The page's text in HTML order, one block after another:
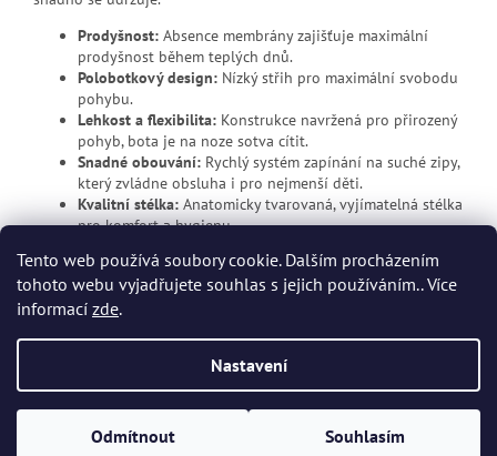
Tento web používá soubory cookie. Dalším procházením
tohoto webu vyjadřujete souhlas s jejich používáním.. Více
informací zde.
Nastavení
Odmítnout Souhlasím
Prodyšnost: Absence membrány zajišťuje maximální
prodyšnost během teplých dnů.
Polobotkový design: Nízký střih pro maximální svobodu
pohybu.
Lehkost a flexibilita: Konstrukce navržená pro přirozený
pohyb, bota je na noze sotva cítit.
Snadné obouvání: Rychlý systém zapínání na suché zipy,
který zvládne obsluha i pro nejmenší děti.
Kvalitní stélka: Anatomicky tvarovaná, vyjímatelná stélka
pro komfort a hygienu.
Copyright 2026Dvort.cz - Zdravotnické potřeby. Všechna práva